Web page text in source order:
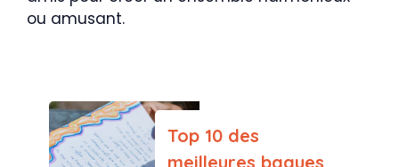
ou amusant.
Top 10 des
meilleures bagues